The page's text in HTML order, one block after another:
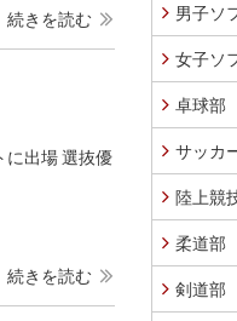
続きを読む
出場 選抜優
続きを読む
男子ソ
女子ソ
卓球部
サッカ
陸上競
柔道部
剣道部